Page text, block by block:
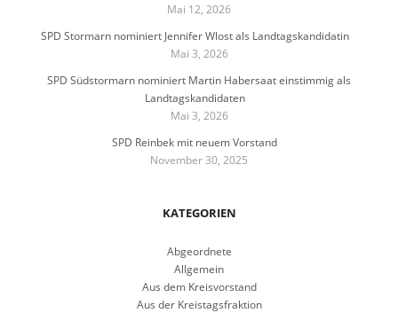
Mai 12, 2026
SPD Stormarn nominiert Jennifer Wlost als Landtagskandidatin
Mai 3, 2026
SPD Südstormarn nominiert Martin Habersaat einstimmig als
Landtagskandidaten
Mai 3, 2026
SPD Reinbek mit neuem Vorstand
November 30, 2025
KATEGORIEN
Abgeordnete
Allgemein
Aus dem Kreisvorstand
Aus der Kreistagsfraktion